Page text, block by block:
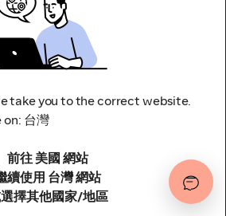
京東路四段1號8樓
政策
take you to the correct website.
台灣
前往 美國 網站
續使用 台灣 網站
擇其他國家/地區